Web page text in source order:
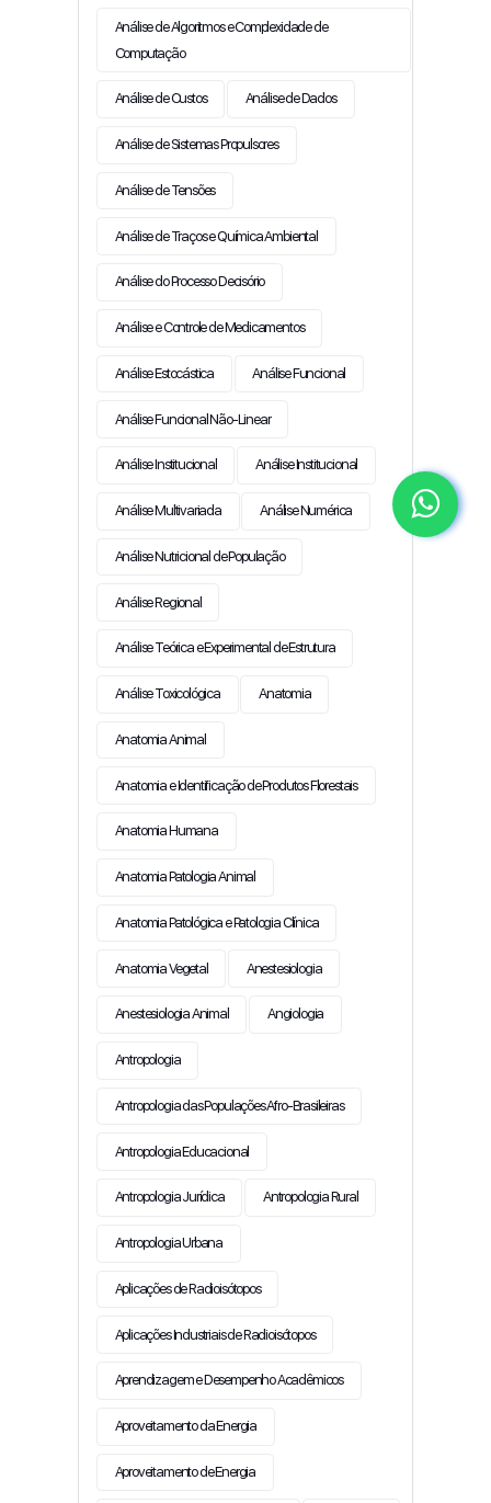
Análise de Algoritmos e Complexidade de
Computação
Análise de Custos Análise de Dados
Análise de Sistemas Propulsores
Análise de Tensões
Análise de Traços e Química Ambiental
Análise do Processo Decisório
Análise e Controle de Medicamentos
Análise Estocástica Análise Funcional
Análise Funcional Não-Linear
Análise Institucional Análise Institucional
Análise Multivariada Análise Numérica
Análise Nutricional de População
Análise Regional
Análise Teórica e Experimental de Estrutura
Análise Toxicológica Anatomia
Anatomia Animal
Anatomia e Identificação de Produtos Florestais
Anatomia Humana
Anatomia Patologia Animal
Anatomia Patológica e Patologia Clínica
Anatomia Vegetal Anestesiologia
Anestesiologia Animal Angiologia
Antropologia
Antropologia das Populações Afro-Brasileiras
Antropologia Educacional
Antropologia Jurídica Antropologia Rural
Antropologia Urbana
Aplicações de Radioisótopos
Aplicações Industriais de Radioisótopos
Aprendizagem e Desempenho Acadêmicos
Aproveitamento da Energia
Aproveitamento de Energia